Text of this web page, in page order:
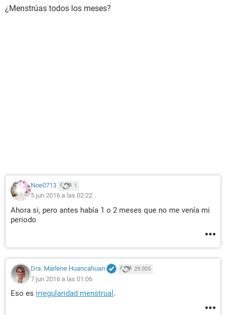
¿Menstrúas todos los meses?
Noe0713 1
5 jun 2016 a las 02:22
Ahora si, pero antes había 1 o 2 meses que no me venía mi
periodo
Dra. Marlene Huancahuari 29.005
7 jun 2016 a las 01:06
Eso es irregularidad menstrual .